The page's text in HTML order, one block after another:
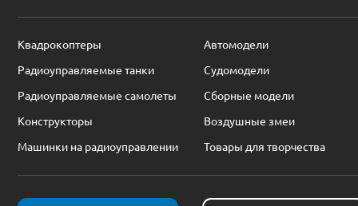
Квадрокоптеры
Автомодели
Радиоуправляемые танки
Судомодели
Радиоуправляемые самолеты
Сборные модели
Конструкторы
Воздушные змеи
Машинки на радиоуправлении
Товары для творчества